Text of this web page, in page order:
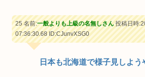
25 名前:一般よりも上級の名無しさん投稿日時
07:36:30.68ID:CJunvXSG0
日本も北海道で様子見しよう